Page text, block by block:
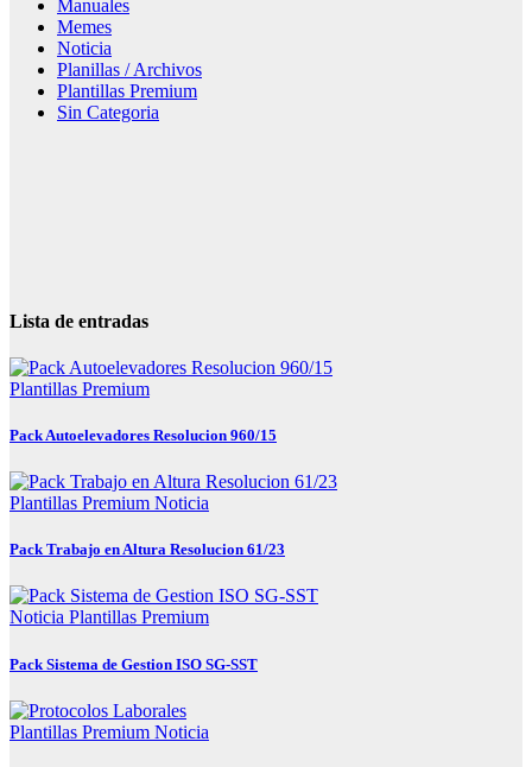
Manuales
Memes
Noticia
Planillas / Archivos
Plantillas Premium
Sin Categoria
Lista de entradas
Plantillas Premium
Pack Autoelevadores Resolucion 960/15
Plantillas Premium Noticia
Pack Trabajo en Altura Resolucion 61/23
Noticia Plantillas Premium
Pack Sistema de Gestion ISO SG-SST
Plantillas Premium Noticia